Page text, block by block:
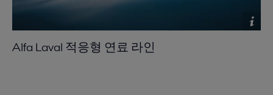
Alfa Laval 적응형 연료 라인